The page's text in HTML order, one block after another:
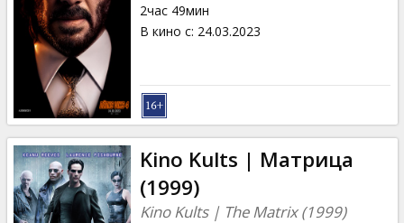
2час 49мин
В кино с: 24.03.2023
Kino Kults | Матрица
(1999)
Kino Kults | The Matrix (1999)